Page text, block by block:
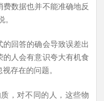
数据也并不能准确地反
回答的确会导致误差出
人会有意识夸大有机食
存在的问题。
，对不同的人，这些物